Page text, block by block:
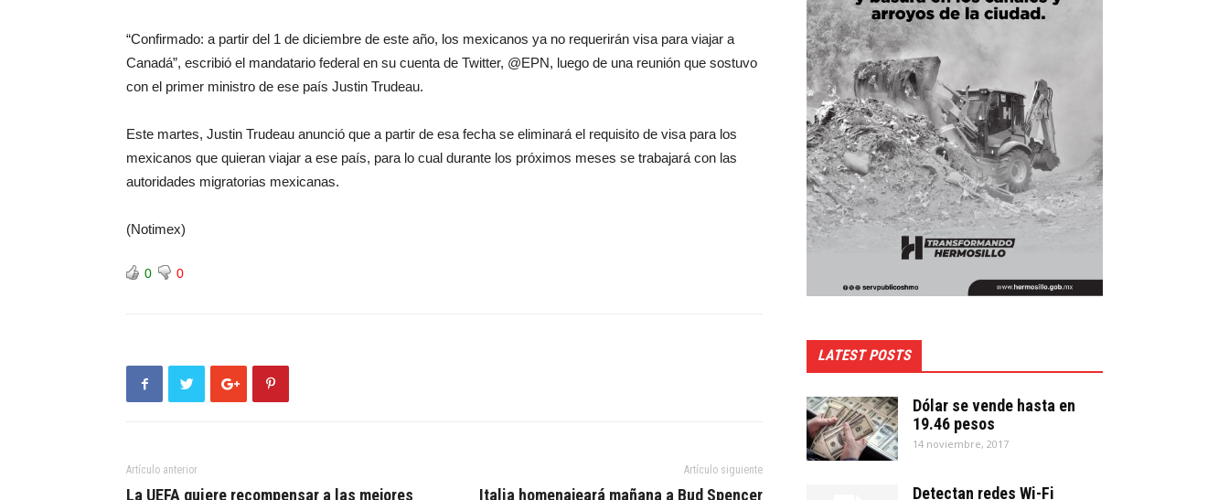
“Confirmado: a partir del 1 de diciembre de este año, los mexicanos ya no requerirán visa para viajar a
Canadá”, escribió el mandatario federal en su cuenta de Twitter, @EPN, luego de una reunión que sostuvo
con el primer ministro de ese país Justin Trudeau.
Este martes, Justin Trudeau anunció que a partir de esa fecha se eliminará el requisito de visa para los
mexicanos que quieran viajar a ese país, para lo cual durante los próximos meses se trabajará con las
autoridades migratorias mexicanas.
(Notimex)
0 0
Artículo anterior
La UEFA quiere recompensar a las mejores
Artículo siguiente
Italia homenajeará mañana a Bud Spencer
LATEST POSTS
Dólar se vende hasta en
19.46 pesos
14 noviembre, 2017
Detectan redes Wi-Fi